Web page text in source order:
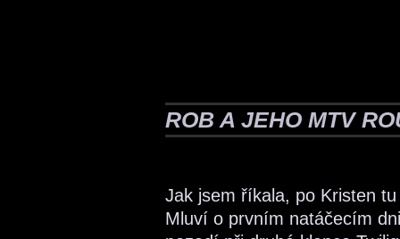
ROB A JEHO MTV
Jak jsem říkala, po Kristen
Mluví o prvním natáčecím